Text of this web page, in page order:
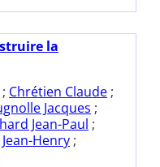
la
; Chrétien Claude ;
Jacques ;
Jean-Paul ;
Jean-Henry ;